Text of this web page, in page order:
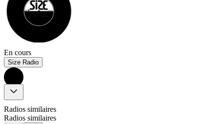
En cours
Size Radio
Radios similaires
Radios similaires